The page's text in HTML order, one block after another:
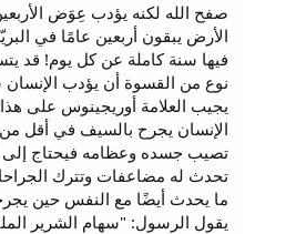
صفح الله لكنه يؤدب عِوَض
فيها سنة كاملة عن كل يوم! قد
نوع من القسوة أن يؤدب الإنسان
يجيب العلامة أوريجينوس على
الإنسان يجرح بالسيف في أقل
تصيب جسده وعظامه فيحتاج إلى
تحدث له مضاعفات وتترك
ما يحدث أيضًا مع النفس حين
يقول الرسول: "سهام الشرير الملتهبة